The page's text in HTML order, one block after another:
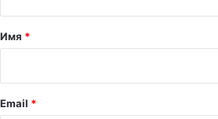
а
й
Имя *
Email *